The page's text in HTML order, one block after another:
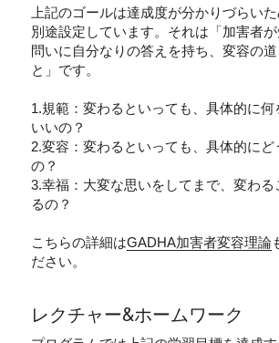
上記のゴールは達成度が分かりづらい
別途設定しています。それは「加害者
問いに自分なりの答えを持ち、変容の道
と」です。
1.規範：変わるといっても、具体的に何
いいの？
2.変容：変わるといっても、具体的にど
の？
3.幸福：大変な思いをしてまで、変わる
るの？
こちらの詳細はGADHA加害者変容理論
ださい。
レクチャー&ホームワーク